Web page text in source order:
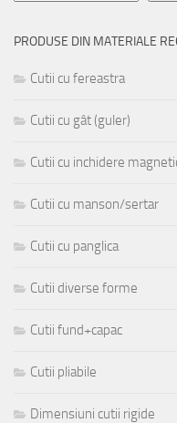
PRODUSE DIN MATERIALE
Cutii cu fereastra
Cutii cu gât (guler)
Cutii cu inchidere
Cutii cu manson/sertar
Cutii cu panglica
Cutii diverse forme
Cutii fund+capac
Cutii pliabile
Dimensiuni cutii rigide